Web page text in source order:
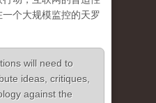
个大规模监控的天罗
will need to
ideas, critiques,
against the